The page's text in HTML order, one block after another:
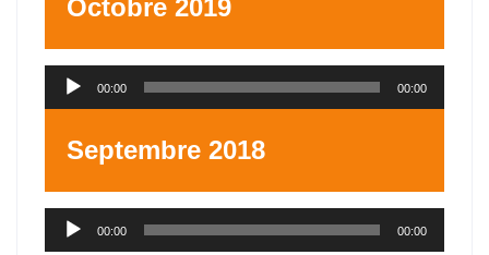
Octobre 2019
Lecteur
00:00 00:00
Septembre 2018
Lecteur
00:00 00:00